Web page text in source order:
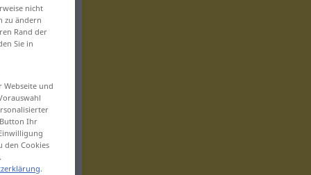
nicht
zu ändern
Rand der
Sie in
und
Ihr
den Cookies
.